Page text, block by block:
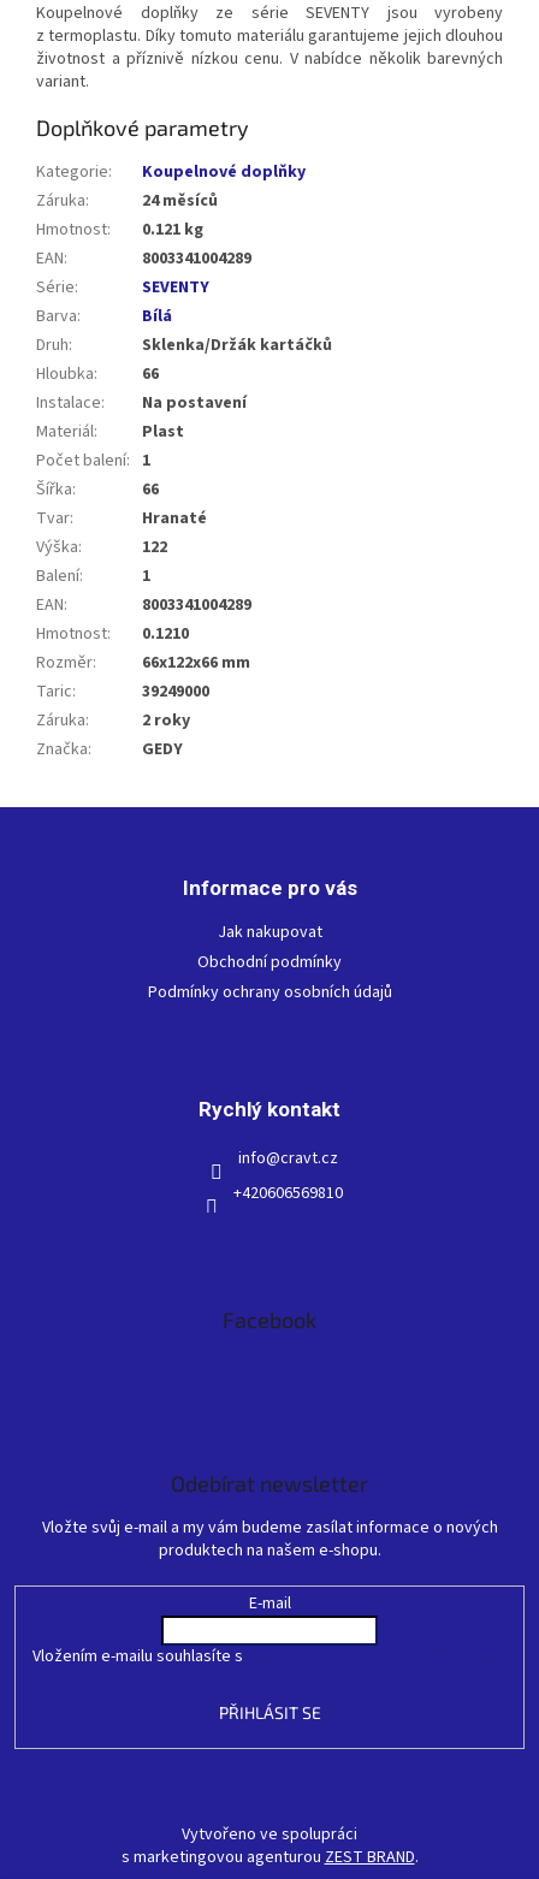
Koupelnové doplňky ze série SEVENTY jsou vyrobeny
z termoplastu. Díky tomuto materiálu garantujeme jejich dlouhou
životnost a příznivě nízkou cenu. V nabídce několik barevných
variant.
Doplňkové parametry
Kategorie:
Koupelnové doplňky
Záruka:
24 měsíců
Hmotnost:
0.121 kg
EAN:
8003341004289
Série:
SEVENTY
Barva:
Bílá
Druh:
Sklenka/Držák kartáčků
Hloubka:
66
Instalace:
Na postavení
Materiál:
Plast
Počet balení: 1
Šířka:
66
Tvar:
Hranaté
Výška:
122
Balení:
1
EAN:
8003341004289
Hmotnost:
0.1210
Rozměr:
66x122x66 mm
Taric:
39249000
Záruka:
2 roky
Značka: GEDY
Informace pro vás
Jak nakupovat
Obchodní podmínky
Podmínky ochrany osobních údajů
Rychlý kontakt
info@cravt.cz
+420606569810
Facebook
Odebírat newsletter
Vložte svůj e-mail a my vám budeme zasílat informace o nových
produktech na našem e-shopu.
E-mail
Vložením e-mailu souhlasíte s
PŘIHLÁSIT SE
Vytvořeno ve spolupráci
s marketingovou agenturou ZEST BRAND.